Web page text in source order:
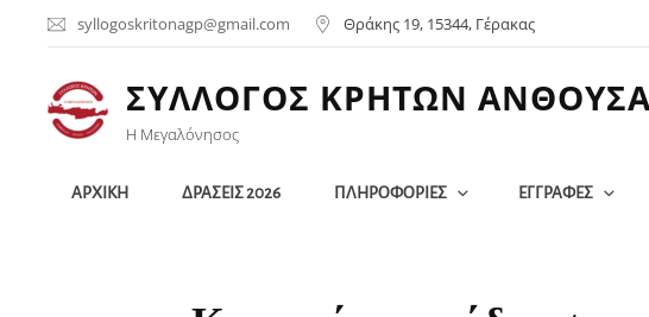
syllogoskritonagp@gmail.com Θράκης 19, 15344, Γέρακας
ΣΥΛΛΟΓΟΣ ΚΡΗΤΩΝ
Η Μεγαλόνησος
ΑΡΧΙΚΗ ΔΡΑΣΕΙΣ 2026 ΠΛΗΡΟΦΟΡΙΕΣ ΕΓΓΡΑΦΕΣ